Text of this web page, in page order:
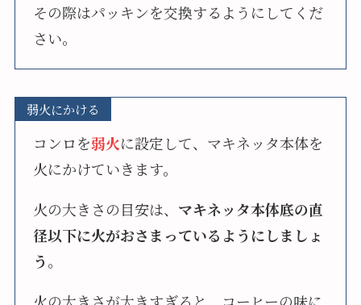
その際はパッキンを交換するようにしてくだ
さい。
弱火にかける
コンロを弱火に設定して、マキネッタ本体を
火にかけていきます。
火の大きさの目安は、 マキネッタ本体底の直
径以下に火がおさまっているようにしましょ
う。